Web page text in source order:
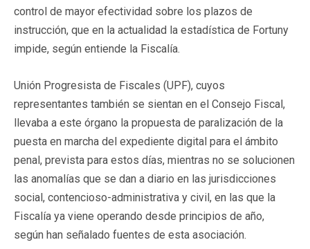
control de mayor efectividad sobre los plazos de
instrucción, que en la actualidad la estadística de Fortuny
impide, según entiende la Fiscalía.
Unión Progresista de Fiscales (UPF), cuyos
representantes también se sientan en el Consejo Fiscal,
llevaba a este órgano la propuesta de paralización de la
puesta en marcha del expediente digital para el ámbito
penal, prevista para estos días, mientras no se solucionen
las anomalías que se dan a diario en las jurisdicciones
social, contencioso-administrativa y civil, en las que la
Fiscalía ya viene operando desde principios de año,
según han señalado fuentes de esta asociación.